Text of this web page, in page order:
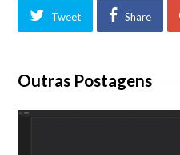
Tweet Share
Outras Postagens